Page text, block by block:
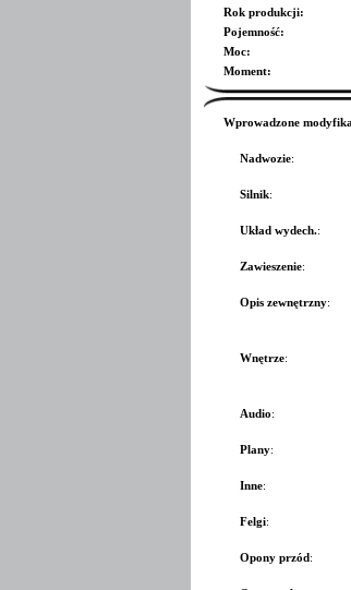
Rok produkcji:
Pojemność:
Moc:
Moment:
Wprowadzone
Nadwozie:
Silnik:
Układ wydech.:
Zawieszenie:
Opis zewnętrzny:
Wnętrze:
Audio:
Plany:
Inne:
Felgi:
Opony przód: